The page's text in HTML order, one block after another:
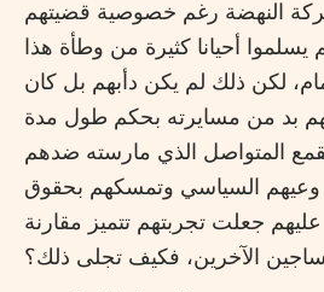
النهضة رغم خصوصية قضيتهم
أحيانا كثيرة من وطأة هذا
لكن ذلك لم يكن دأبهم بل كان
بد من مسايرته بحكم طول مدة
المتواصل الذي مارسته ضدهم
وعيهم السياسي وتمسكهم بحقوق
جعلت تجربتهم تتميز مقارنة